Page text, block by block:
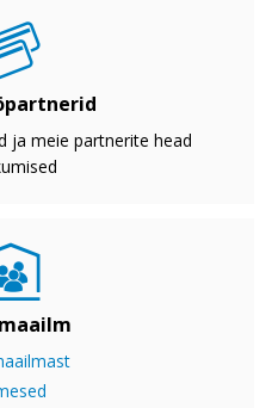
ja meie partnerite head